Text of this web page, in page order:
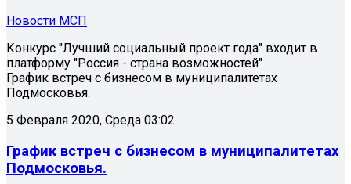
Новости МСП
Конкурс "Лучший социальный проект года" входит в
платформу "Россия - страна возможностей"
График встреч с бизнесом в муниципалитетах
Подмосковья.
5 Февраля 2020, Среда 03:02
График встреч с бизнесом в муниципалитетах
Подмосковья.